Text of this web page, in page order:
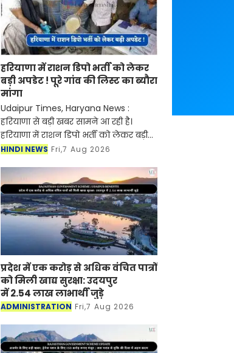
हरियाणा में राशन डिपो भर्ती को लेकर
बड़ी अपडेट ! पूरे गांव की लिस्ट का ब्यौरा
मांगा
Udaipur Times, Haryana News :
हरियाणा से बड़ी खबर सामने आ रही है।
हरियाणा में राशन डिपो भर्ती को लेकर बड़ी
अपडेट सामने आ रही है, प्रदेश के पूरे गांव की
राशन ड
HINDI NEWS Fri,7 Aug 2026
प्रदेश में एक करोड़ से अधिक वंचित पात्रों
को मिली खाद्य सुरक्षा: उदयपुर
में 2.54 लाख लाभार्थी जुड़े
ADMINISTRATION Fri,7 Aug 2026